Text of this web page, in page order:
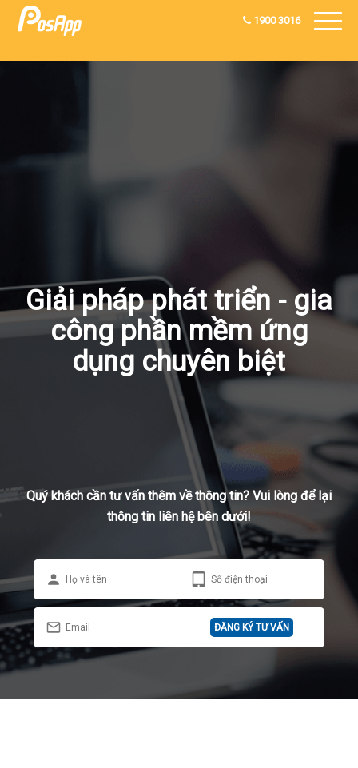
1900 3016
Giải pháp phát triển - gia
công phần mềm ứng
dụng chuyên biệt
Quý khách cần tư vấn thêm về thông tin? Vui lòng để lại
thông tin liên hệ bên dưới!
ĐĂNG KÝ TƯ VẤN